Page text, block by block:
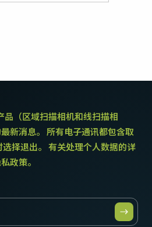
品（区域扫描相机和线扫描相
新消息。 所有电子通讯都包含取
择退出。 有关处理个人数据的详
政策。